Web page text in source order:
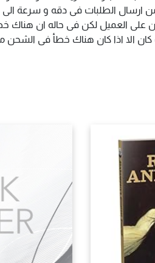
الطلبات فى دقه و سرعة الى
العميل لكن فى حاله ان هناك
كان الا اذا كان هناك خطأ فى الشحن